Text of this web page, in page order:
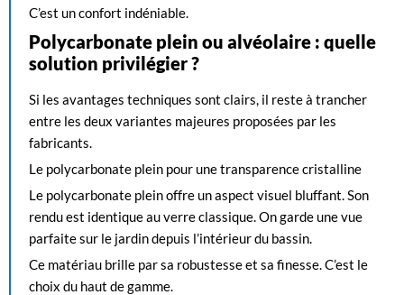
C’est un confort indéniable.
Polycarbonate plein ou alvéolaire : quelle
solution privilégier ?
Si les avantages techniques sont clairs, il reste à trancher
entre les deux variantes majeures proposées par les
fabricants.
Le polycarbonate plein pour une transparence cristalline
Le polycarbonate plein offre un aspect visuel bluffant. Son
rendu est identique au verre classique. On garde une vue
parfaite sur le jardin depuis l’intérieur du bassin.
Ce matériau brille par sa robustesse et sa finesse. C’est le
choix du haut de gamme.